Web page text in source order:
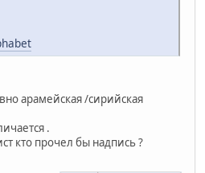
арамейская /сирийская
.
кто прочел бы надпись ?